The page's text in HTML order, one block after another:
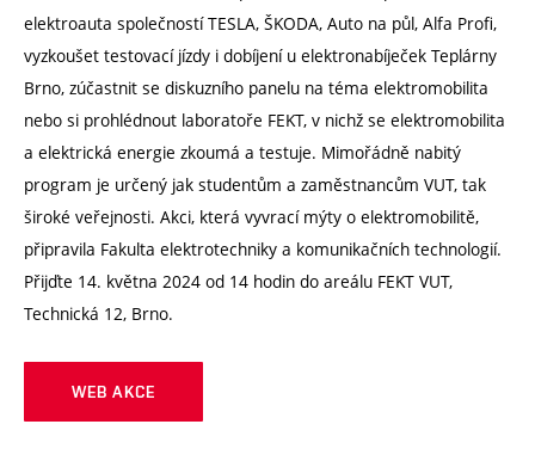
elektroauta společností TESLA, ŠKODA, Auto na půl, Alfa Profi,
vyzkoušet testovací jízdy i dobíjení u elektronabíječek Teplárny
Brno, zúčastnit se diskuzního panelu na téma elektromobilita
nebo si prohlédnout laboratoře FEKT, v nichž se elektromobilita
a elektrická energie zkoumá a testuje. Mimořádně nabitý
program je určený jak studentům a zaměstnancům VUT, tak
široké veřejnosti. Akci, která vyvrací mýty o elektromobilitě,
připravila Fakulta elektrotechniky a komunikačních technologií.
Přijďte 14. května 2024 od 14 hodin do areálu FEKT VUT,
Technická 12, Brno.
WEB AKCE